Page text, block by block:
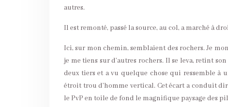
autres.
Il est remonté, passé la source, au col, a marché à
Ici, sur mon chemin, semblaient des rochers. Je
je me tiens sur d’autres rochers. Il se leva, retint
deux tiers et a vu quelque chose qui ressemble
étroit trou d’homme vertical. Cet écart a conduit
le PvP en toile de fond le magnifique paysage des